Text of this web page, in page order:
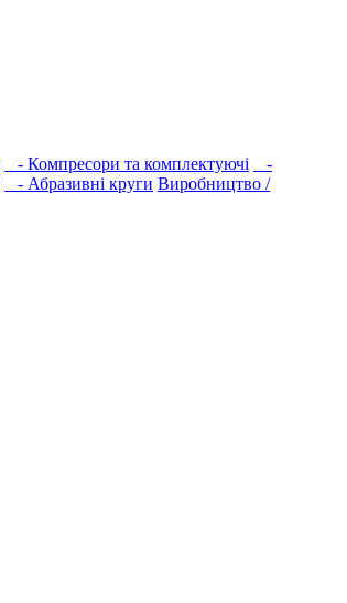
- Компресори та комплектуючі
-
- Абразивні круги Виробництво /